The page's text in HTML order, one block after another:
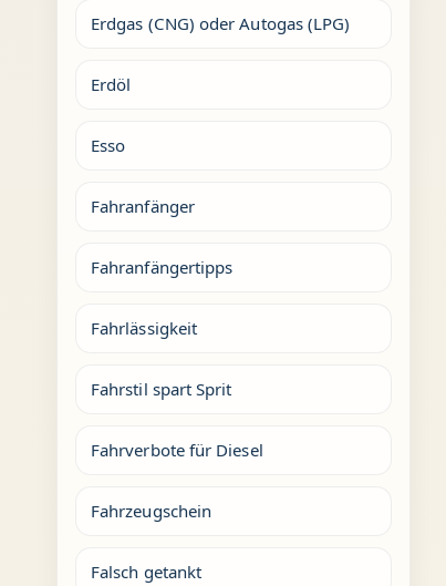
Erdgas (CNG) oder Autogas (LPG)
Erdöl
Esso
Fahranfänger
Fahranfängertipps
Fahrlässigkeit
Fahrstil spart Sprit
Fahrverbote für Diesel
Fahrzeugschein
Falsch getankt